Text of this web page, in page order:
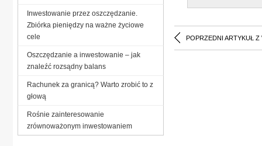
POPRZEDNI ARTYKUŁ Z
Inwestowanie przez oszczędzanie.
Zbiórka pieniędzy na ważne życiowe
cele
Oszczędzanie a inwestowanie – jak
znaleźć rozsądny balans
Rachunek za granicą? Warto zrobić to z
głową
Rośnie zainteresowanie
zrównoważonym inwestowaniem